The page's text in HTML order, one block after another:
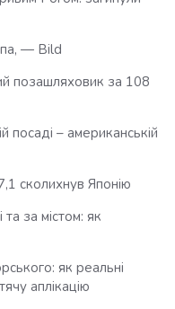
— Bild
позашляховик за 108
посаді – американській
сколихнув Японію
за містом: як
як реальні
аплікацію